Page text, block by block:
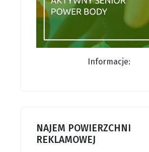
Informacje:
NAJEM POWIERZCHNI
REKLAMOWEJ